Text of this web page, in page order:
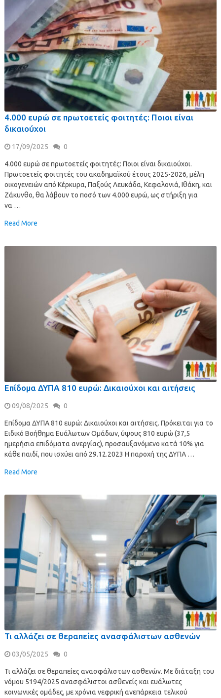
4.000 ευρώ σε πρωτοετείς φοιτητές: Ποιοι είναι
δικαιούχοι
17/09/2025 0
4.000 ευρώ σε πρωτοετείς φοιτητές: Ποιοι είναι δικαιούχοι.
Πρωτοετείς φοιτητές του ακαδημαϊκού έτους 2025-2026, μέλη
οικογενειών από Κέρκυρα, Παξούς Λευκάδα, Κεφαλονιά, Ιθάκη, και
Ζάκυνθο, θα λάβουν το ποσό των 4.000 ευρώ, ως στήριξη για
να …
Read More
Επίδομα ΔΥΠΑ 810 ευρώ: Δικαιούχοι και αιτήσεις
09/08/2025 0
Επίδομα ΔΥΠΑ 810 ευρώ: Δικαιούχοι και αιτήσεις. Πρόκειται για το
Ειδικό Βοήθημα Ευάλωτων Ομάδων, ύψους 810 ευρώ (37,5
ημερήσια επιδόματα ανεργίας), προσαυξανόμενο κατά 10% για
κάθε παιδί, που ισχύει από 29.12.2023 Η παροχή της ΔΥΠΑ …
Read More
Τι αλλάζει σε θεραπείες ανασφάλιστων ασθενών
03/05/2025 0
Τι αλλάζει σε θεραπείες ανασφάλιστων ασθενών. Με διάταξη του
νόμου 5194/2025 ανασφάλιστοι ασθενείς και ευάλωτες
κοινωνικές ομάδες, με χρόνια νεφρική ανεπάρκεια τελικού